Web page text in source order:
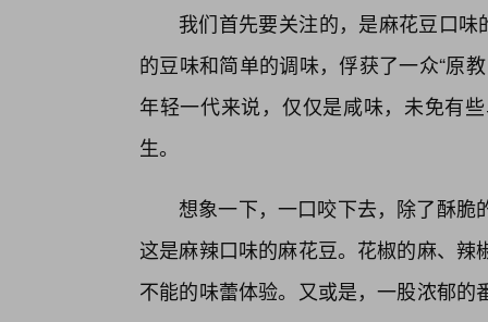
我们首先要关注的，是麻花豆口味
的豆味和简单的调味，俘获了一众“原
年轻一代来说，仅仅是咸味，未免有
生。
想象一下，一口咬下去，除了酥
这是麻辣口味的麻花豆。花椒的麻、
不能的味蕾体验。又或是，一股浓郁